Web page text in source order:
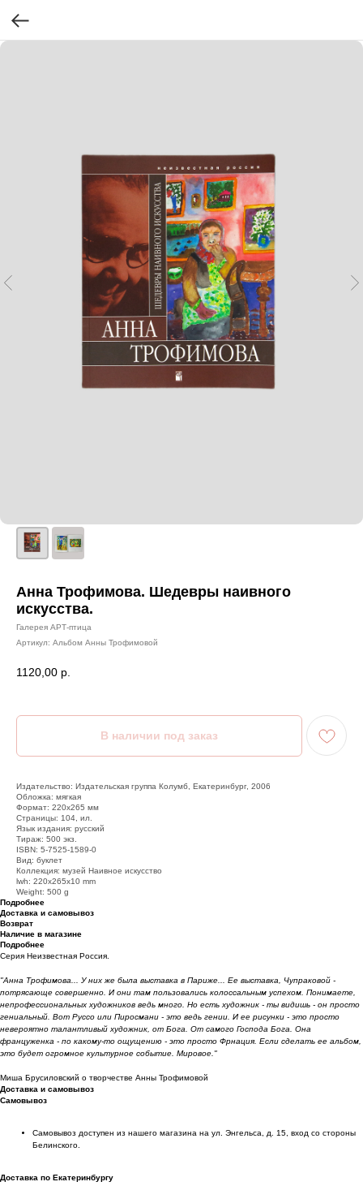
Анна Трофимова. Шедевры наивного
искусства.
Галерея АРТ-птица
Артикул: Альбом Анны Трофимовой
1120,00 р.
Издательство: Издательская группа Колумб, Екатеринбург, 2006
Обложка: мягкая
Формат: 220х265 мм
Страницы: 104, ил.
Язык издания: русский
Тираж: 500 экз.
ISBN: 5-7525-1589-0
Вид: буклет
Коллекция: музей Наивное искусство
lwh: 220x265x10 mm
Weight: 500 g
Подробнее
Доставка и самовывоз
Возврат
Наличие в магазине
Подробнее
Серия Неизвестная Россия.
"Анна Трофимова... У них же была выставка в Париже... Ее выставка, Чупраковой -
потрясающе совершенно. И они там пользовались колоссальным успехом. Понимаете,
непрофессиональных художников ведь много. Но есть художник - ты видишь - он просто
гениальный. Вот Руссо или Пиросмани - это ведь гении. И ее рисунки - это просто
невероятно талантливый художник, от Бога. От самого Господа Бога. Она
француженка - по какому-то ощущению - это просто Фрнация. Если сделать ее альбом,
это будет огромное культурное событие. Мировое."
Миша Брусиловский о творчестве Анны Трофимовой
Доставка и самовывоз
Самовывоз
Самовывоз доступен из нашего магазина на ул. Энгельса, д. 15, вход со стороны
Белинского.
Доставка по Екатеринбургу